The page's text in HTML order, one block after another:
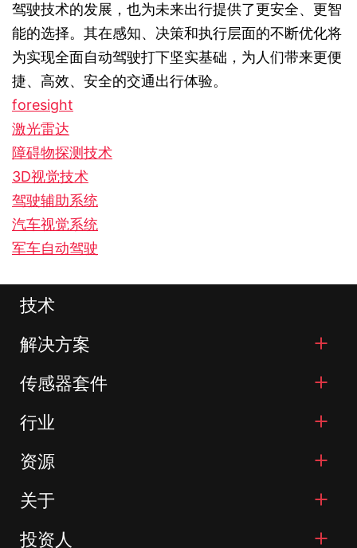
驾驶技术的发展，也为未来出行提供了更安全、更智
能的选择。其在感知、决策和执行层面的不断优化将
为实现全面自动驾驶打下坚实基础，为人们带来更便
捷、高效、安全的交通出行体验。
foresight
激光雷达
障碍物探测技术
3D视觉技术
驾驶辅助系统
汽车视觉系统
军车自动驾驶
技术
解决方案
传感器套件
行业
资源
关于
投资人